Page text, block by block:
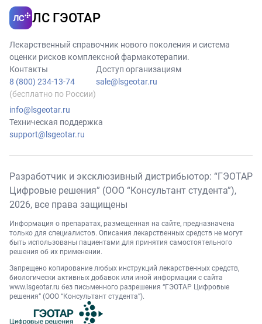
ЛС ГЭОТАР
Лекарственный справочник нового поколения и система
оценки рисков комплексной фармакотерапии.
Контакты
8 (800) 234-13-74
(бесплатно по России)
info@lsgeotar.ru
Доступ организациям
sale@lsgeotar.ru
Техническая поддержка
support@lsgeotar.ru
Разработчик и эксклюзивный дистрибьютор: “ГЭОТАР
Цифровые решения” (ООО “Консультант студента”),
2026, все права защищены
Информация о препаратах, размещенная на сайте, предназначена
только для специалистов. Описания лекарственных средств не могут
быть использованы пациентами для принятия самостоятельного
решения об их применении.
Запрещено копирование любых инструкций лекарственных средств,
биологически активных добавок или иной информации с сайта
www.lsgeotar.ru без письменного разрешения “ГЭОТАР Цифровые
решения” (ООО “Консультант студента”).